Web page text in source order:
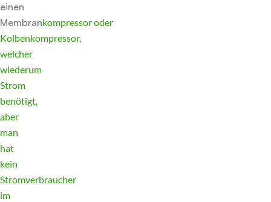
einen
Membrankompressoroder
Kolbenkompressor,
welcher
wiederum
Strom
benötigt,
aber
man
hat
kein
Stromverbraucher
im